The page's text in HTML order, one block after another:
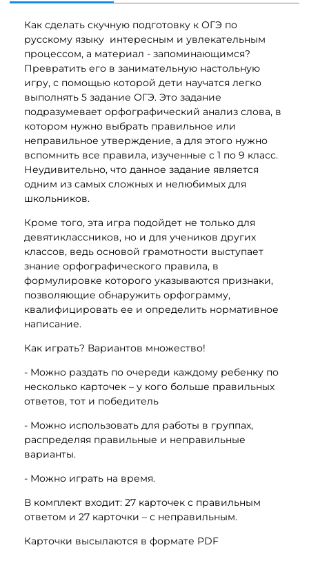
Как сделать скучную подготовку к ОГЭ по
русскому языку интересным и увлекательным
процессом, а материал - запоминающимся?
Превратить его в занимательную настольную
игру, с помощью которой дети научатся легко
выполнять 5 задание ОГЭ. Это задание
подразумевает орфографический анализ слова, в
котором нужно выбрать правильное или
неправильное утверждение, а для этого нужно
вспомнить все правила, изученные с 1 по 9 класс.
Неудивительно, что данное задание является
одним из самых сложных и нелюбимых для
школьников.
Кроме того, эта игра подойдет не только для
девятиклассников, но и для учеников других
классов, ведь основой грамотности выступает
знание орфографического правила, в
формулировке которого указываются признаки,
позволяющие обнаружить орфограмму,
квалифицировать ее и определить нормативное
написание.
Как играть? Вариантов множество!
- Можно раздать по очереди каждому ребенку по
несколько карточек – у кого больше правильных
ответов, тот и победитель
- Можно использовать для работы в группах,
распределяя правильные и неправильные
варианты.
- Можно играть на время.
В комплект входит: 27 карточек с правильным
ответом и 27 карточки – с неправильным.
Карточки высылаются в формате PDF